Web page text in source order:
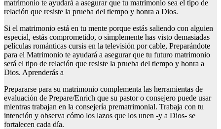
matrimonio te ayudará a asegurar que tu matrimonio sea el tipo de
relación que resiste la prueba del tiempo y honra a Dios.
Si el matrimonio está en tu mente porque estás saliendo con alguien
especial, estás comprometido, o simplemente has visto demasiadas
películas románticas cursis en la televisión por cable, Preparándote
para el Matrimonio te ayudará a asegurar que tu futuro matrimonio
será el tipo de relación que resiste la prueba del tiempo y honra a
Dios. Aprenderás a
Prepararse para su matrimonio complementa las herramientas de
evaluación de Prepare/Enrich que su pastor o consejero puede usar
mientras trabajan en la consejería prematrimonial. Trabaja con tu
intención y observa cómo los lazos que los unen -y a Dios- se
fortalecen cada día.